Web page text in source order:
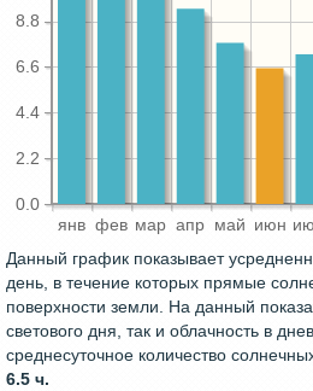
янв фев мар апр май июн
0.0
2.2
4.4
6.6
8.8
Данный график показывает
день, в течение которых прямые
поверхности земли. На данный
светового дня, так и облачность в
среднесуточное количество
6.5 ч.